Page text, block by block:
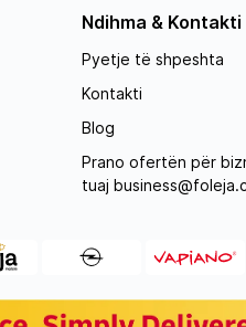
Ndihma & Kontakti
Pyetje të shpeshta
Kontakti
Blog
Prano ofertën për
tuaj